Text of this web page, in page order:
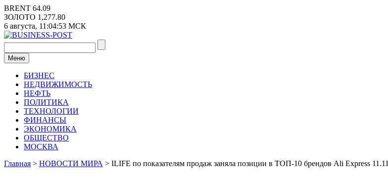
Перейти
к
содержимому
BRENT 64.09
ЗОЛОТО 1,277.80
6 августа, 11:04:54 МСК
Меню
БИЗНЕС
НЕДВИЖИМОСТЬ
НЕФТЬ
ПОЛИТИКА
ТЕХНОЛОГИИ
ФИНАНСЫ
ЭКОНОМИКА
ОБЩЕСТВО
МОСКВА
Главная > НОВОСТИ МИРА > ILIFE по показателям продаж заняла позиции в ТОП-10 брендов Ali Express 11.11